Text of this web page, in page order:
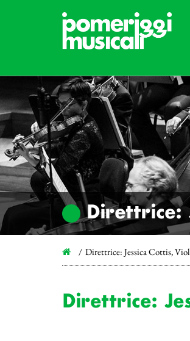
Direttrice:
Direttrice: Jessica Cottis,
Direttrice: